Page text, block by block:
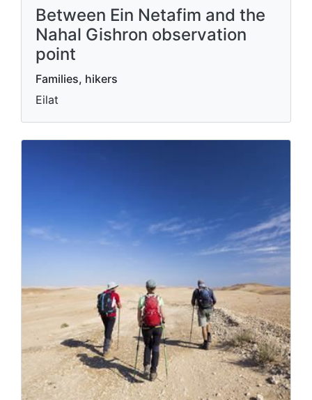
Between Ein Netafim and the
Nahal Gishron observation
point
Families, hikers
Eilat